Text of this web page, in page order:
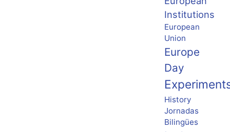
Institutions
European
Union
Europe
Day
History
Jornadas
Bilingües